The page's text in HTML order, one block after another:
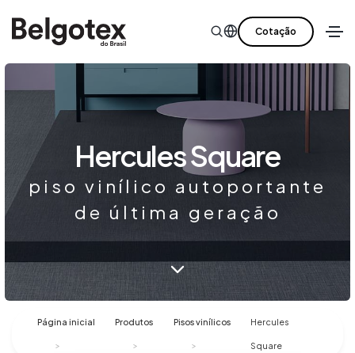
Cotação
Hercules Square
piso vinílico autoportante
de última geração
Página inicial Produtos Pisos vinílicos Hercules
Square